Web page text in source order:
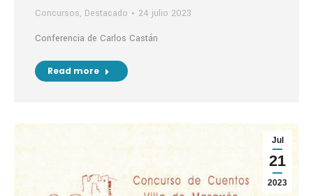
Concursos, Destacado
24 julio 2023
Conferencia de Carlos Castán
Read more
Jul
21
2023